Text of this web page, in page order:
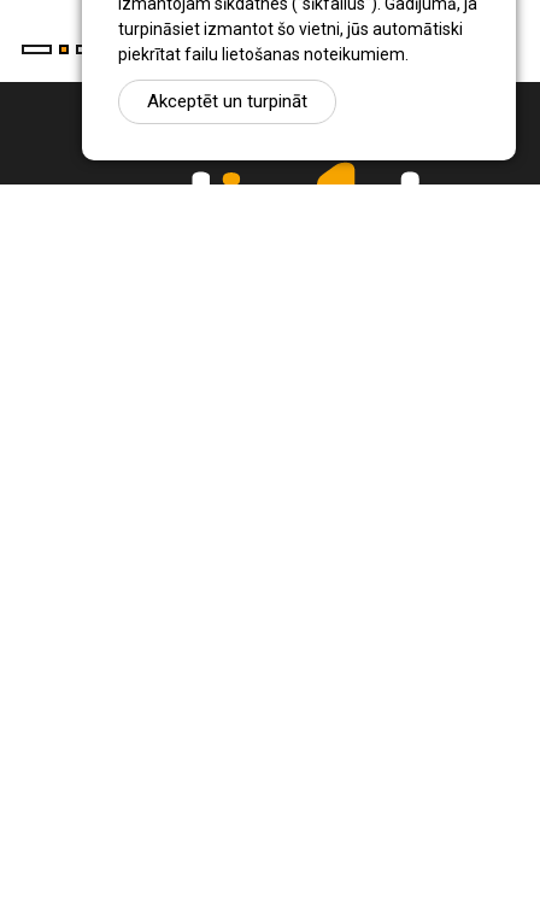
turpināsiet izmantot šo vietni, jūs automātiski
piekrītat failu lietošanas noteikumiem.
Akceptēt un turpināt